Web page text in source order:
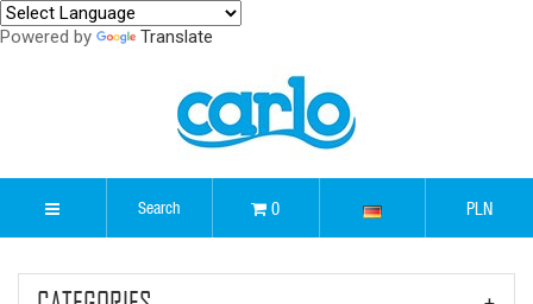
Powered by Translate
0 PLN